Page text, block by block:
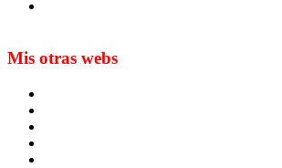
Mis otras webs